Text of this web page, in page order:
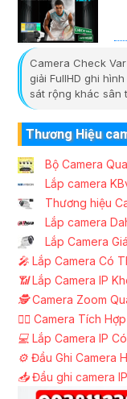
Camera Check
giải FullHD ghi
sát rộng khác sân
Thương Hiệu
Bộ Camera
Lắp camera
Thương hiệu
Lắp camera
Lắp Camera
️🎤️ Lắp Camera Có
📶Lắp Camera IP
🕵️Camera Zoom
🧛‍♀️ Camera Tích Hợp
💻 Lắp Camera IP
⚙️ Đầu Ghi Camera
📥Đầu ghi camera IP